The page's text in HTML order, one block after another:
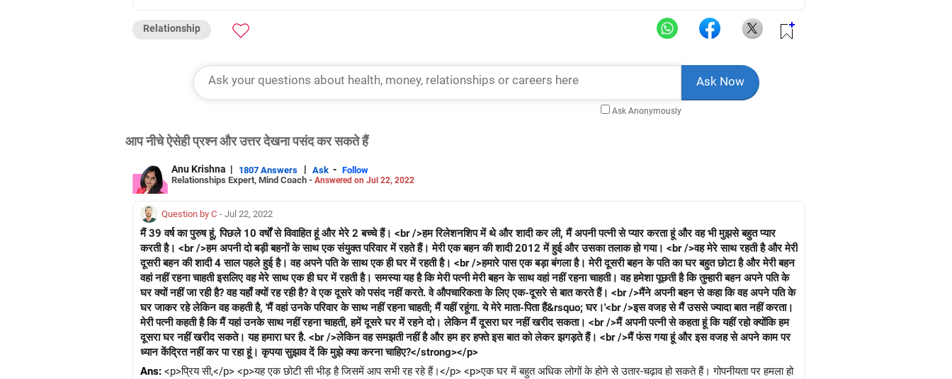
Relationship
Ask Anonymously
आप नीचे ऐसेही प्रश्न और उत्तर देखना पसंद कर सकते हैं
Anu Krishna | 1807 Answers | Ask - Follow
Relationships Expert, Mind Coach - Answered on Jul 22, 2022
Question by C - Jul 22, 2022
मैं 39 वर्ष का पुरुष हूं, पिछले 10 वर्षों से विवाहित हूं और मेरे 2 बच्चे हैं। <br />हम रिलेशनशिप में थे और शादी कर ली, मैं अपनी पत्नी से प्यार करता हूं और वह भी मुझसे बहुत प्यार
करती है। <br />हम अपनी दो बड़ी बहनों के साथ एक संयुक्त परिवार में रहते हैं। मेरी एक बहन की शादी 2012 में हुई और उसका तलाक हो गया। <br />वह मेरे साथ रहती है और मेरी
दूसरी बहन की शादी 4 साल पहले हुई है। वह अपने पति के साथ एक ही घर में रहती है। <br />हमारे पास एक बड़ा बंगला है। मेरी दूसरी बहन के पति का घर बहुत छोटा है और मेरी बहन
वहां नहीं रहना चाहती इसलिए वह मेरे साथ एक ही घर में रहती है। समस्या यह है कि मेरी पत्नी मेरी बहन के साथ वहां नहीं रहना चाहती। वह हमेशा पूछती है कि तुम्हारी बहन अपने पति के
घर क्यों नहीं जा रही है? वह यहाँ क्यों रह रही है? वे एक दूसरे को पसंद नहीं करते. वे औपचारिकता के लिए एक-दूसरे से बात करते हैं। <br />मैंने अपनी बहन से कहा कि वह अपने पति के
घर जाकर रहे लेकिन वह कहती है, 'मैं वहां उनके परिवार के साथ नहीं रहना चाहती; मैं यहीं रहूंगा. ये मेरे माता-पिता हैं&rsquo; घर।'<br />इस वजह से मैं उससे ज्यादा बात नहीं करता।
मेरी पत्नी कहती है कि मैं यहां उनके साथ नहीं रहना चाहती, हमें दूसरे घर में रहने दो। लेकिन मैं दूसरा घर नहीं खरीद सकता। <br />मैं अपनी पत्नी से कहता हूं कि यहीं रहो क्योंकि हम
दूसरा घर नहीं खरीद सकते। यह हमारा घर है. <br />लेकिन वह समझती नहीं है और हम हर हफ्ते इस बात को लेकर झगड़ते हैं। <br />मैं फंस गया हूं और इस वजह से अपने काम पर
ध्यान केंद्रित नहीं कर पा रहा हूं। कृपया सुझाव दें कि मुझे क्या करना चाहिए?</strong></p>
Ans: <p>प्रिय सी,</p> <p>यह एक छोटी सी भीड़ है जिसमें आप सभी रह रहे हैं।</p> <p>एक घर में बहुत अधिक लोगों के होने से उतार-चढ़ाव हो सकते हैं। गोपनीयता पर हमला हो